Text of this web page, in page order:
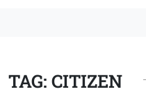
TAG: CITIZEN